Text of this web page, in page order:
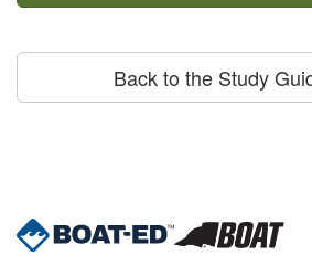
Back to the Study